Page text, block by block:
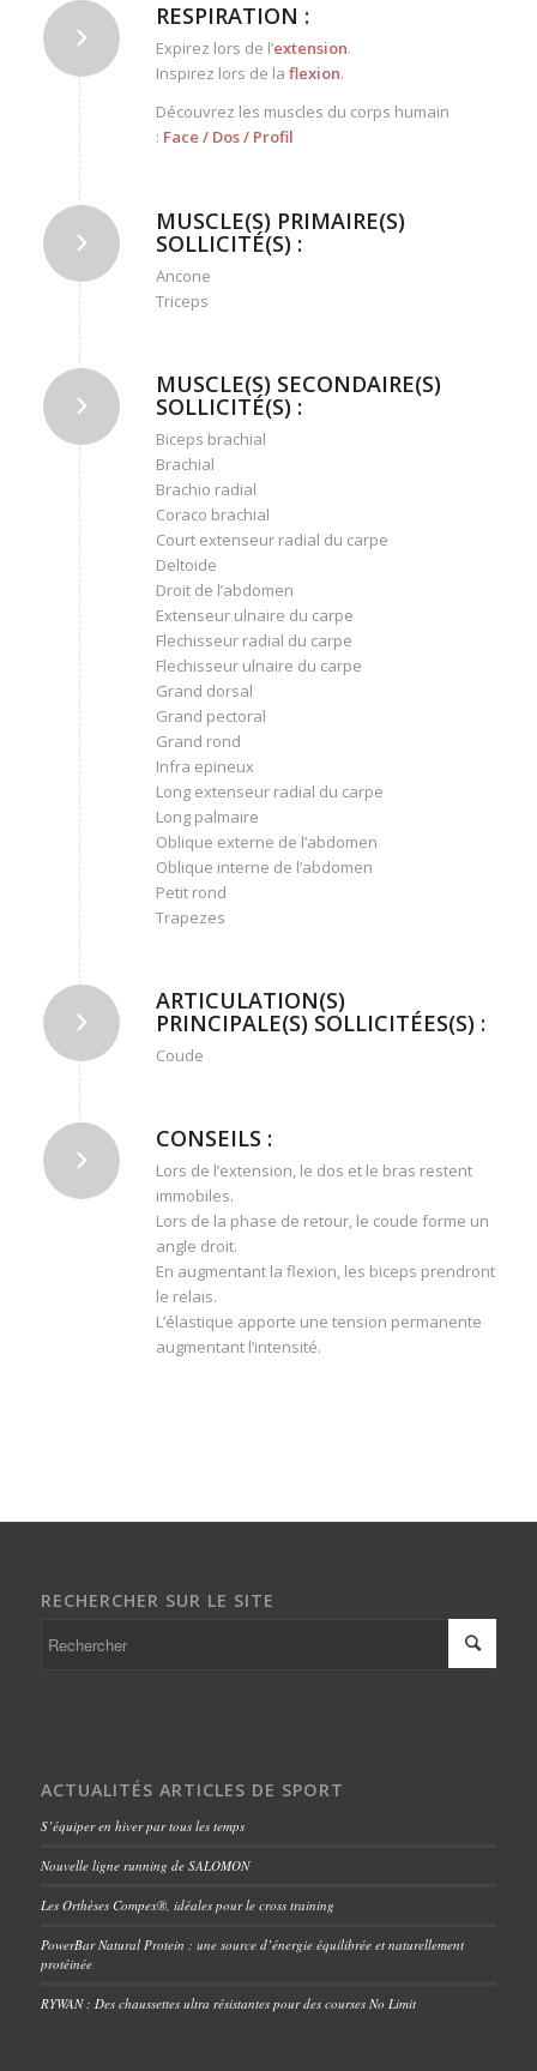
RESPIRATION :
Expirez lors de l’extension.
Inspirez lors de la flexion.
Découvrez les muscles du corps humain
: Face / Dos/ Profil
MUSCLE(S) PRIMAIRE(S)
SOLLICITÉ(S) :
Ancone
Triceps
MUSCLE(S) SECONDAIRE(S)
SOLLICITÉ(S) :
Biceps brachial
Brachial
Brachio radial
Coraco brachial
Court extenseur radial du carpe
Deltoide
Droit de l’abdomen
Extenseur ulnaire du carpe
Flechisseur radial du carpe
Flechisseur ulnaire du carpe
Grand dorsal
Grand pectoral
Grand rond
Infra epineux
Long extenseur radial du carpe
Long palmaire
Oblique externe de l’abdomen
Oblique interne de l’abdomen
Petit rond
Trapezes
ARTICULATION(S)
PRINCIPALE(S) SOLLICITÉES(S) :
Coude
CONSEILS :
Lors de l’extension, le dos et le bras restent
immobiles.
Lors de la phase de retour, le coude forme un
angle droit.
En augmentant la flexion, les biceps prendront
le relais.
L’élastique apporte une tension permanente
augmentant l’intensité.
RECHERCHER SUR LE SITE
ACTUALITÉS ARTICLES DE SPORT
S’équiper en hiver par tous les temps
Nouvelle ligne running de SALOMON
Les Orthèses Compex®, idéales pour le cross training
PowerBar Natural Protein : une source d’énergie équilibrée et naturellement
protéinée
RYWAN : Des chaussettes ultra résistantes pour des courses No Limit